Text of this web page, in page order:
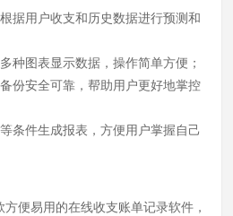
据用户收支和历史数据进行预测和
种图表显示数据，操作简单方便；
份安全可靠，帮助用户更好地掌控
条件生成报表，方便用户掌握自己
便易用的在线收支账单记录软件，